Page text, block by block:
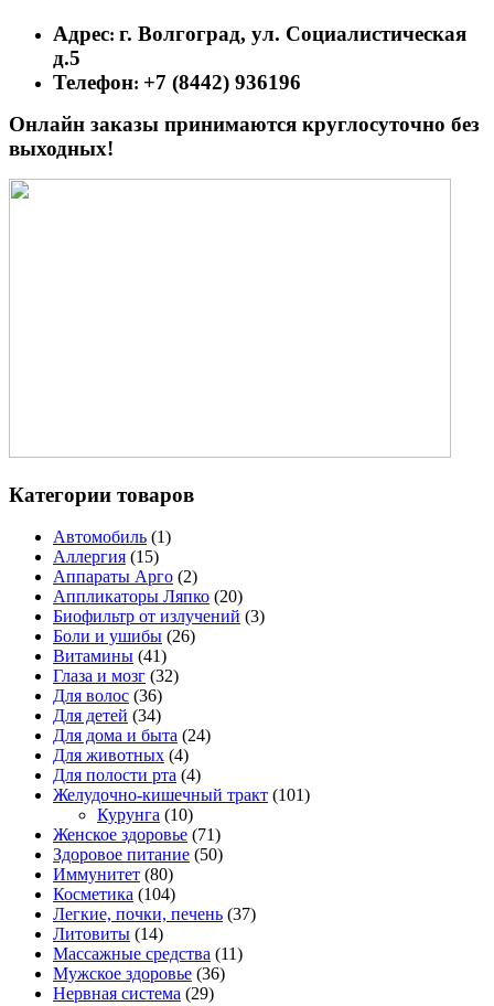
Адрес: г. Волгоград, ул. Социалистическая
д.5
Телефон: +7 (8442) 936196
Онлайн заказы принимаются круглосуточно без
выходных!
Категории товаров
Автомобиль (1)
Аллергия (15)
Аппараты Арго (2)
Аппликаторы Ляпко (20)
Биофильтр от излучений (3)
Боли и ушибы (26)
Витамины (41)
Глаза и мозг (32)
Для волос (36)
Для детей (34)
Для дома и быта (24)
Для животных (4)
Для полости рта (4)
Желудочно-кишечный тракт (101)
Курунга (10)
Женское здоровье (71)
Здоровое питание (50)
Иммунитет (80)
Косметика (104)
Легкие, почки, печень (37)
Литовиты (14)
Массажные средства (11)
Мужское здоровье (36)
Нервная система (29)